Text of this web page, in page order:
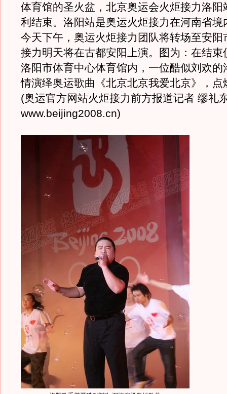
体育馆的圣火盆，北京奥运会火炬接力洛阳
利结束。洛阳站是奥运火炬接力在河南省境
今天下午，奥运火炬接力团队将转场至安阳
接力明天将在古都安阳上演。图为：在结
洛阳市体育中心体育馆内，一位酷似刘欢的
情演绎奥运歌曲《北京北京我爱北京》，点
(奥运官方网站火炬接力前方报道记者 缪礼
www.beijing2008.cn)